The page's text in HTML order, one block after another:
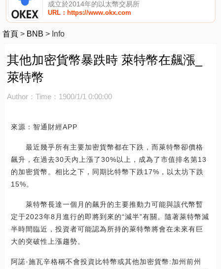
成立於2014年的以太幣交易所
URL：https://www.okx.com
首頁 > BNB > Info
其他加密貨幣暴跌時 萊特幣在飆漲_
萊特幣
Author： Time：1900/1/1 0:00:00
來源：智通財經APP
最近幾乎所有主要加密貨幣都在下跌，而萊特幣卻價格
飆升，在過去30天內上漲了30%以上，成為了市值排名第13
的加密貨幣。相比之下，同期比特幣下跌17%，以太坊下跌
15%。
萊特幣長達一個月的飆升的主要推動力可能與該代幣暫
定于2023年8月進行的即將到來的“減半”有關。隨著萊特幣減
半時間臨近，投資者可能認為所持的萊特幣將會在未來有巨
大的突破性上漲趨勢。
阿諾·施瓦辛格稱不會投資比特幣或其他加密貨幣:加州前州